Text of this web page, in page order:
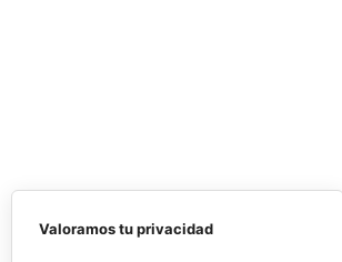
Valoramos tu privacidad